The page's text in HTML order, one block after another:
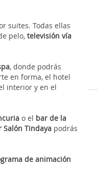
suites. Todas ellas
pelo, televisión vía
, donde podrás
en forma, el hotel
interior y en el
o el bar de la
Salón Tindaya podrás
de animación